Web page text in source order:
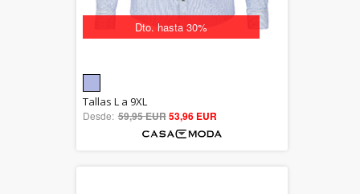
Dto. hasta 30%
out of 5
Tallas L a 9XL
Desde: 59,95 EUR53,96 EUR